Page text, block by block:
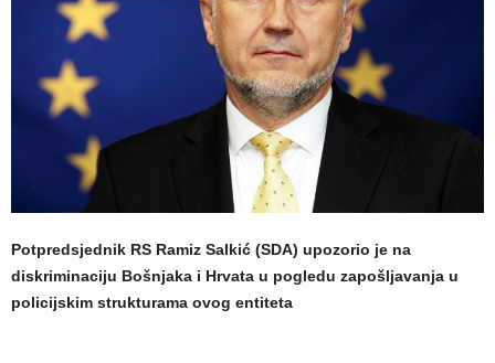
Potpredsjednik RS Ramiz Salkić (SDA) upozorio je na
diskriminaciju Bošnjaka i Hrvata u pogledu zapošljavanja u
policijskim strukturama ovog entiteta